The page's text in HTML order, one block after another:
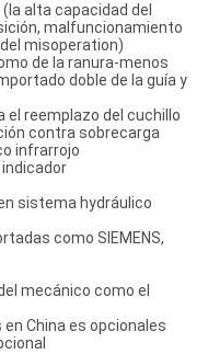
alta capacidad del
malfuncionamiento
misoperation)
de la ranura-menos
doble de la guía y
el reemplazo del cuchillo
contra sobrecarga
infrarrojo
sistema hydráulico
como SIEMENS,
mecánico como el
China es opcionales